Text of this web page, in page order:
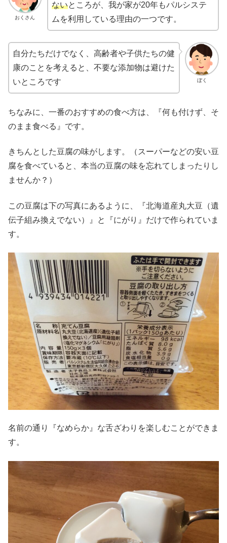
おくさん
ないところが、我が家が20年もパルシステ
ムを利用している理由の一つです。
ぼく
自分たちだけでなく、高齢者や子供たちの健
康のことを考えると、不要な添加物は避けた
いところです
ちなみに、一番のおすすめの食べ方は、『何も付けず、そ
のまま食べる』です。
きちんとした豆腐の味がします。（スーパーなどの安い豆
腐を食べていると、本当の豆腐の味を忘れてしまったりし
ませんか？）
この豆腐は下の写真にあるように、『北海道産丸大豆（遺
伝子組み換えでない）』と『にがり』だけで作られていま
す。
名前の通り『なめらか』な舌ざわりを楽しむことができま
す。